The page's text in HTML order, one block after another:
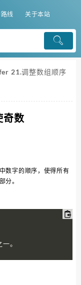
线 关于本站
21.调整数组顺序
奇数
数字的顺序，使得所有
分。
。